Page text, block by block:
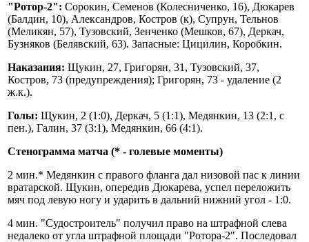
"Ротор-2": Сорокин, Семенов (Колесниченко, 16), Дюкарев
(Балдин, 10), Александров, Костров (к), Супрун, Тельнов
(Меликян, 57), Тузовский, Зенченко (Мешков, 67), Деркач,
Бузняков (Белявский, 63). Запасные: Цицилин, Коробкин.
Наказания: Щукин, 27, Григорян, 31, Тузовский, 37,
Костров, 73 (предупреждения); Григорян, 73 - удаление (2
ж.к.).
Голы: Щукин, 2 (1:0), Деркач, 5 (1:1), Медянкин, 13 (2:1, с
пен.), Галин, 37 (3:1), Медянкин, 66 (4:1).
Стенограмма матча (* - голевые моменты)
2 мин.* Медянкин с правого фланга дал низовой пас к линии
вратарской. Щукин, опередив Дюкарева, успел переложить
мяч под левую ногу и ударить в дальний нижний угол - 1:0.
4 мин. "Судостроитель" получил право на штрафной слева
недалеко от угла штрафной площади "Ротора-2". Последовал